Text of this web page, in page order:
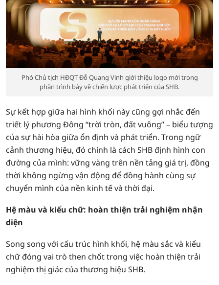
Phó Chủ tịch HĐQT Đỗ Quang Vinh giới thiệu logo mới trong
phần trình bày về chiến lược phát triển của SHB.
Sự kết hợp giữa hai hình khối này cũng gợi nhắc đến
triết lý phương Đông “trời tròn, đất vuông” – biểu tượng
của sự hài hòa giữa ổn định và phát triển. Trong ngữ
cảnh thương hiệu, đó chính là cách SHB định hình con
đường của mình: vững vàng trên nền tảng giá trị, đồng
thời không ngừng vận động để đồng hành cùng sự
chuyển mình của nền kinh tế và thời đại.
Hệ màu và kiểu chữ: hoàn thiện trải nghiệm nhận
diện
Song song với cấu trúc hình khối, hệ màu sắc và kiểu
chữ đóng vai trò then chốt trong việc hoàn thiện trải
nghiệm thị giác của thương hiệu SHB.